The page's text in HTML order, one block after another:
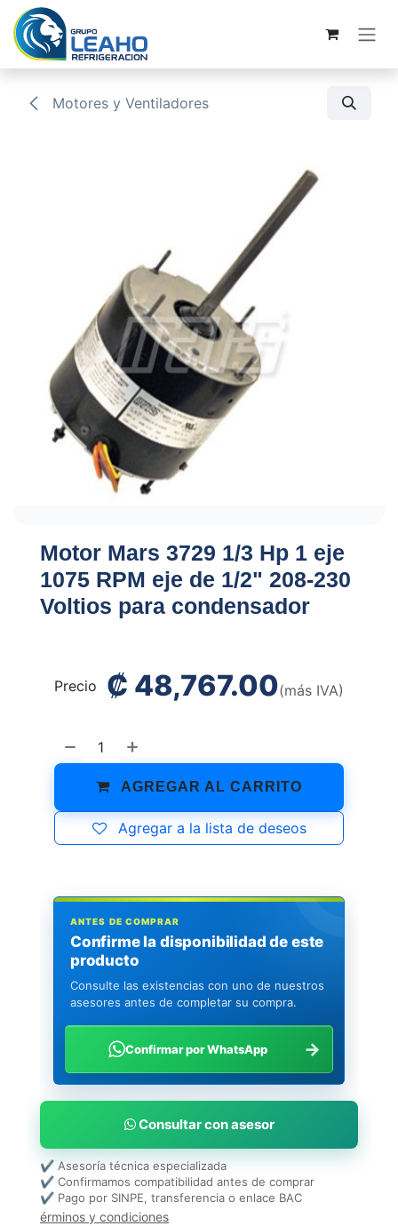
Ir al contenido
Motores y Ventiladores
Motor Mars 3729 1/3 Hp 1 eje
1075 RPM eje de 1/2" 208-230
Voltios para condensador
AGREGAR AL CARRITO
Agregar a la lista de deseos
Precio ₡ 48,767.00(más IVA)
ANTES DE COMPRAR
Confirme la disponibilidad de este
producto
Consulte las existencias con uno de nuestros
asesores antes de completar su compra.
Confirmar por WhatsApp →
Consultar con asesor
✔ Asesoría técnica especializada
✔ Confirmamos compatibilidad antes de comprar
✔ Pago por SINPE, transferencia o enlace BAC
érminos y condiciones